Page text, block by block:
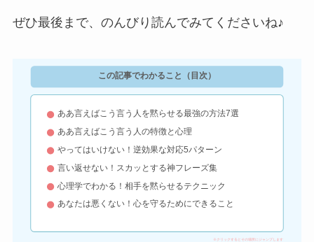
ぜひ最後まで、のんびり読んでみてくださいね♪
この記事でわかること（目次）
ああ言えばこう言う人を黙らせる最強の方法7選
ああ言えばこう言う人の特徴と心理
やってはいけない！逆効果な対応5パターン
言い返せない！スカッとする神フレーズ集
心理学でわかる！相手を黙らせるテクニック
あなたは悪くない！心を守るためにできること
※クリックするとその場所にジャンプします